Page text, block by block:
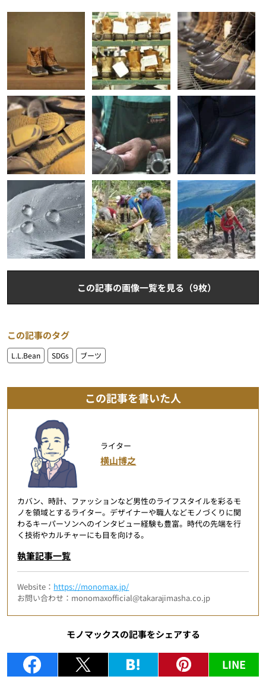
この記事の画像一覧を見る（9枚）
この記事のタグ
L.L.Bean SDGs ブーツ
この記事を書いた人
ライター
横山博之
カバン、時計、ファッションなど男性のライフスタイルを彩るモ
ノを領域とするライター。デザイナーや職人などモノづくりに関
わるキーパーソンへのインタビュー経験も豊富。時代の先端を行
く技術やカルチャーにも目を向ける。
執筆記事一覧
Website： https://monomax.jp/
お問い合わせ：monomaxofficial@takarajimasha.co.jp
モノマックスの記事をシェアする
LINE